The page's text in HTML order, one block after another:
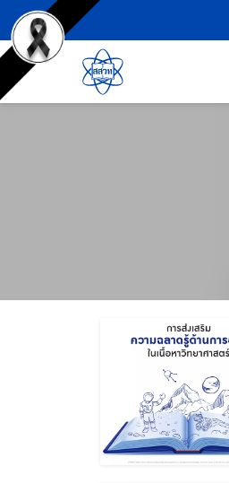
ข้ามไปยังเนื้อหาหลัก
เครื่องมือช่วยเหลือ